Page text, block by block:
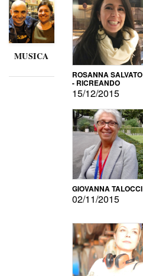
MUSICA
ROSANNA SALVATO
- RICREANDO
15/12/2015
GIOVANNA TALOCCI
02/11/2015